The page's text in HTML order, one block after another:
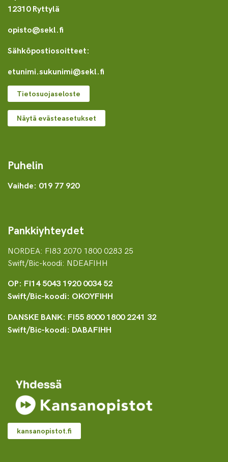
12310 Ryttylä
opisto@sekl.fi
Sähköpostiosoitteet:
etunimi.sukunimi@sekl.fi
Tietosuojaseloste
Näytä evästeasetukset
Puhelin
Vaihde: 019 77 920
Pankkiyhteydet
NORDEA: FI83 2070 1800 0283 25
Swift/Bic-koodi: NDEAFIHH
OP: FI14 5043 1920 0034 52
Swift/Bic-koodi: OKOYFIHH
DANSKE BANK: FI55 8000 1800 2241 32
Swift/Bic-koodi: DABAFIHH
kansanopistot.fi